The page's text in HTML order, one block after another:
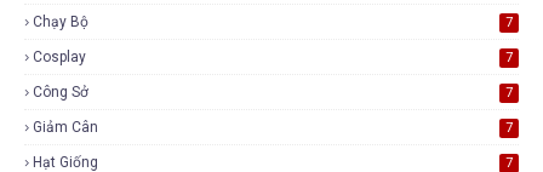
Chạy Bộ 7
Cosplay 7
Công Sở 7
Giảm Cân 7
Hạt Giống 7